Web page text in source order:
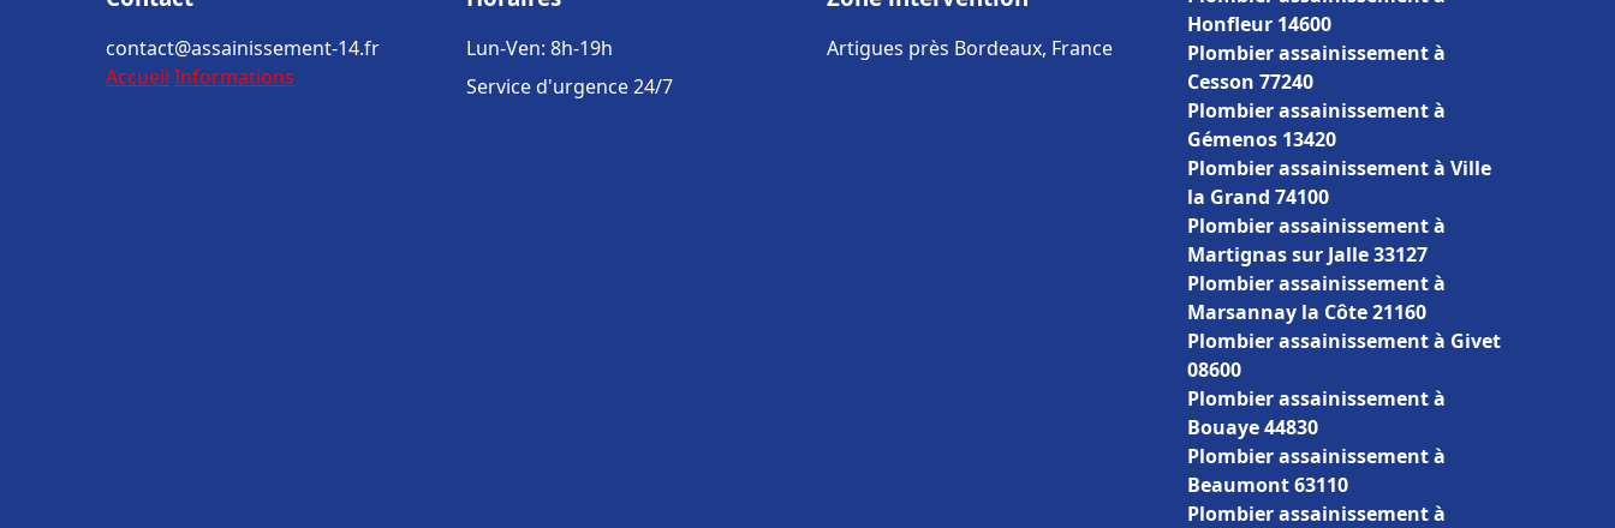
contact@assainissement-14.fr
Accueil Informations
Lun-Ven: 8h-19h
Service d'urgence 24/7
Artigues près Bordeaux, France
Honfleur 14600
Plombier assainissement à
Cesson 77240
Plombier assainissement à
Gémenos 13420
Plombier assainissement à Ville
la Grand 74100
Plombier assainissement à
Martignas sur Jalle 33127
Plombier assainissement à
Marsannay la Côte 21160
Plombier assainissement à Givet
08600
Plombier assainissement à
Bouaye 44830
Plombier assainissement à
Beaumont 63110
Plombier assainissement à